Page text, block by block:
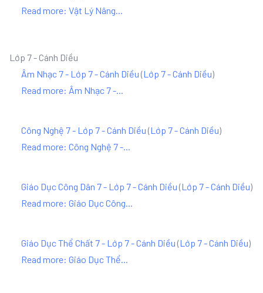
Read more: Vật Lý Nâng...
Lớp 7 - Cánh Diều
Âm Nhạc 7 - Lớp 7 - Cánh Diều (Lớp 7 - Cánh Diều)
Read more: Âm Nhạc 7 -...
Công Nghệ 7 - Lớp 7 - Cánh Diều (Lớp 7 - Cánh Diều)
Read more: Công Nghệ 7 -...
Giáo Dục Công Dân 7 - Lớp 7 - Cánh Diều (Lớp 7 - Cánh Diều)
Read more: Giáo Dục Công...
Giáo Dục Thể Chất 7 - Lớp 7 - Cánh Diều (Lớp 7 - Cánh Diều)
Read more: Giáo Dục Thể...